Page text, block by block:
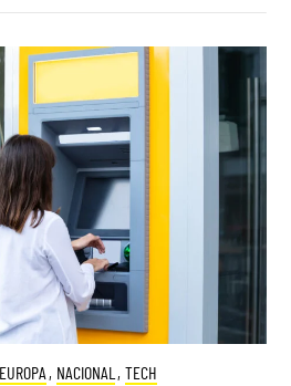
EUROPA , NACIONAL , TECH